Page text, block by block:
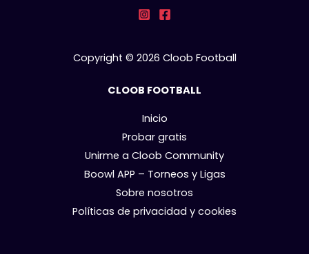
Copyright © 2026 Cloob Football
CLOOB FOOTBALL
Inicio
Probar gratis
Unirme a Cloob Community
Boowl APP – Torneos y Ligas
Sobre nosotros
Políticas de privacidad y cookies